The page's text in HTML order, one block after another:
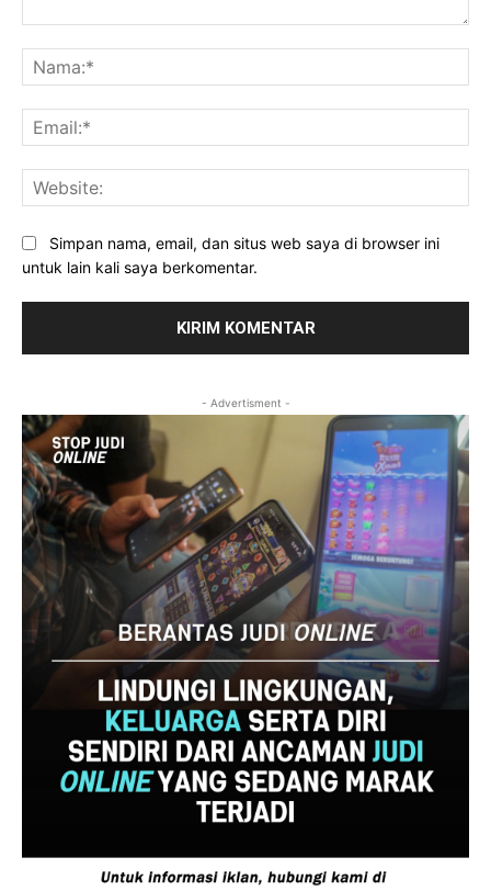
Simpan nama, email, dan situs web saya di browser ini
untuk lain kali saya berkomentar.
- Advertisment -